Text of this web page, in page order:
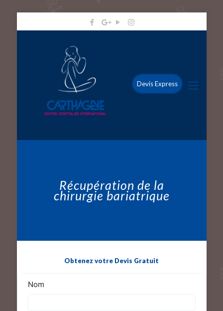
Devis Express
Récupération de la
chirurgie bariatrique
Obtenez votre Devis Gratuit